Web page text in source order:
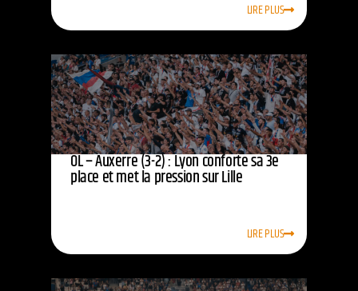
LIRE PLUS
OL – Auxerre (3-2) : Lyon conforte sa 3e
place et met la pression sur Lille
LIRE PLUS